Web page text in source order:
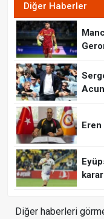
Diğer Haberler
Acun
Diğer haberleri